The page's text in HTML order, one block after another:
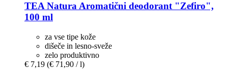
TEA NaturaAromatični deodorant "Zefiro",
100 ml
za vse tipe kože
dišeče in lesno-sveže
zelo produktivno
€ 7,19 (€ 71,90 / l)